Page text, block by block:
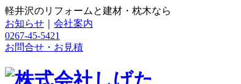
軽井沢のリフォームと建材・枕木なら
お知らせ
会社案内
0267-45-5421
お問合せ・お見積